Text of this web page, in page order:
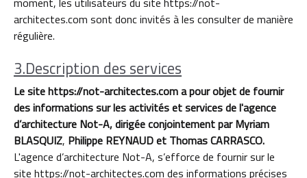
architectes.com sont donc invités à les consulter de manière
régulière.
3.Description des services
Le site https://not-architectes.coma pour objet de fournir
des informations sur les activités et services de l'agence
d’architecture Not-A, dirigée conjointement par Myriam
BLASQUIZ, Philippe REYNAUD et Thomas CARRASCO.
L'agence d’architecture Not-A, s’efforce de fournir sur le
site https://not-architectes.com des informations précises